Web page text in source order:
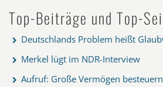
Top-Beiträge und Top-
Deutschlands Problem heißt
Merkel lügt im NDR-Interview
Aufruf: Große Vermögen